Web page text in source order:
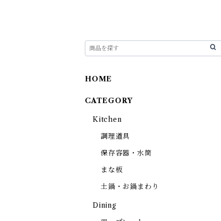
HOME
CATEGORY
Kitchen
調理道具
保存容器・水筒
まな板
土鍋・お鍋まわり
Dining